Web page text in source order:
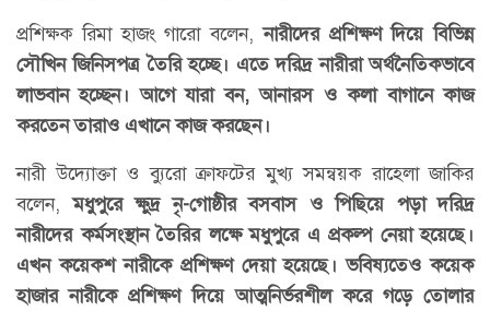
প্রশিক্ষক রিমা হাজং গারো বলেন,নারীদের প্রশিক্ষণ দিয়ে বিভিন্ন
সৌখিন জিনিসপত্র তৈরি হচ্ছে। এতে দরিদ্র নারীরা অর্থনৈতিকভাবে
লাভবান হচ্ছেন। আগে যারা বন, আনারস ও কলা বাগানে কাজ
করতেন তারাও এখানে কাজ করছেন।
নারী উদ্যোক্তা ও ব্যুরো ক্রাফটের মুখ্য সমন্বয়ক রাহেলা জাকির
বলেন, মধুপুরে ক্ষুদ্র নৃ-গোষ্ঠীর বসবাস ও পিছিয়ে পড়া দরিদ্র
নারীদের কর্মসংস্থান তৈরির লক্ষে মধুপুরে এ প্রকল্প নেয়া হয়েছে।
এখন কয়েকশ নারীকে প্রশিক্ষণ দেয়া হয়েছে। ভবিষ্যতেও কয়েক
হাজার নারীকে প্রশিক্ষণ দিয়ে আত্মনির্ভরশীল করে গড়ে তোলার